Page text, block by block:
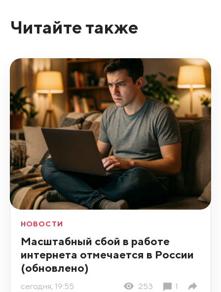
Читайте также
НОВОСТИ
Масштабный сбой в работе
интернета отмечается в России
(обновлено)
сегодня, 19:55 253 1